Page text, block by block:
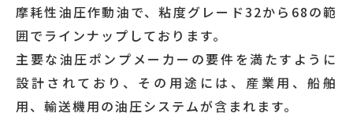
摩耗性油圧作動油で、粘度グレード32から68の範
囲でラインナップしております。
主要な油圧ポンプメーカーの要件を満たすように
設計されており、その用途には、産業用、船舶
用、輸送機用の油圧システムが含まれます。